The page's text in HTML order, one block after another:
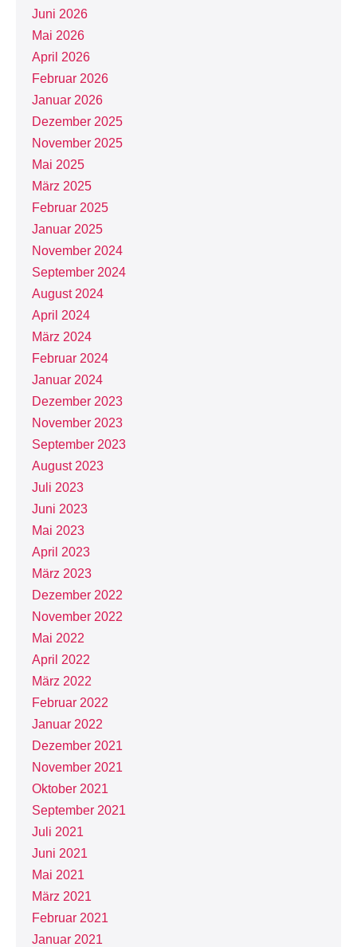
Juni 2026
Mai 2026
April 2026
Februar 2026
Januar 2026
Dezember 2025
November 2025
Mai 2025
März 2025
Februar 2025
Januar 2025
November 2024
September 2024
August 2024
April 2024
März 2024
Februar 2024
Januar 2024
Dezember 2023
November 2023
September 2023
August 2023
Juli 2023
Juni 2023
Mai 2023
April 2023
März 2023
Dezember 2022
November 2022
Mai 2022
April 2022
März 2022
Februar 2022
Januar 2022
Dezember 2021
November 2021
Oktober 2021
September 2021
Juli 2021
Juni 2021
Mai 2021
März 2021
Februar 2021
Januar 2021